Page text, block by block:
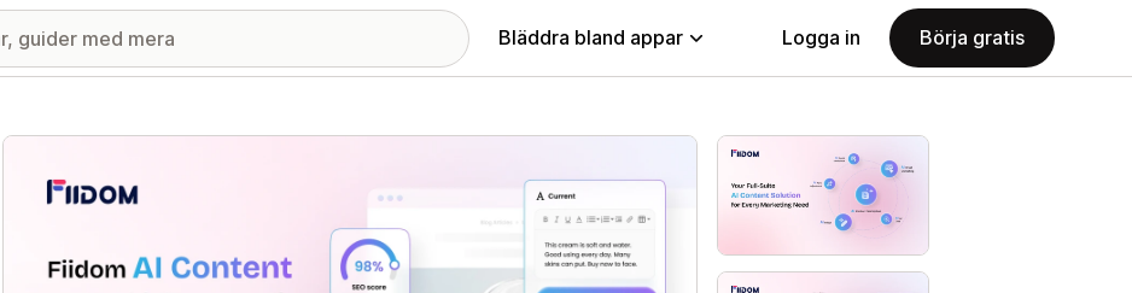
Bläddra bland appar Logga in Börja gratis
Galleri med utvalda bilder